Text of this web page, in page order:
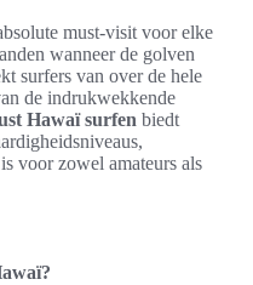
must-visit voor elke
wanneer de golven
surfers van over de hele
de indrukwekkende
Hawaï surfen biedt
voor zowel amateurs als